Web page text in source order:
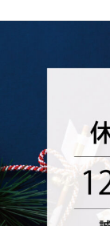
の
お
知
ら